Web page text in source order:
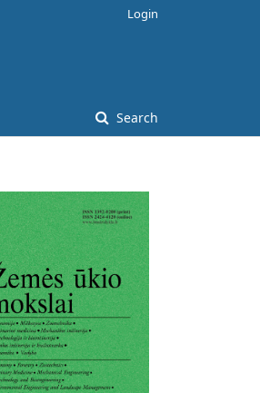
Search
Login